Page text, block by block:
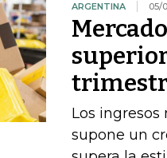
ARGENTINA 05/
Los ingresos
supone un